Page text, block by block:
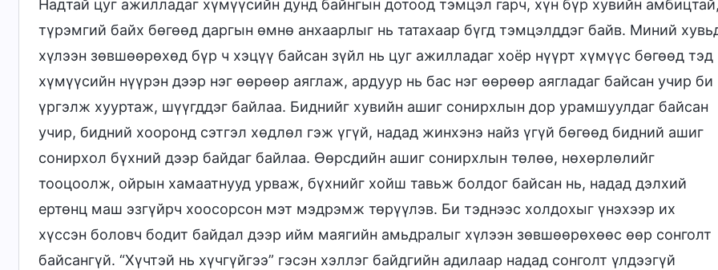
Надтай цуг ажилладаг хүмүүсийн дунд байнгын дотоод тэмцэл гарч, хүн бүр хувийн
түрэмгий байх бөгөөд даргын өмнө анхаарлыг нь татахаар бүгд тэмцэлддэг байв. Миний
хүлээн зөвшөөрөхөд бүр ч хэцүү байсан зүйл нь цуг ажилладаг хоёр нүүрт хүмүүс бөгөөд тэд
хүмүүсийн нүүрэн дээр нэг өөрөөр аяглаж, ардуур нь бас нэг өөрөөр аягладаг байсан учир би
үргэлж хууртаж, шүүгддэг байлаа. Биднийг хувийн ашиг сонирхлын дор урамшуулдаг байсан
учир, бидний хооронд сэтгэл хөдлөл гэж үгүй, надад жинхэнэ найз үгүй бөгөөд бидний ашиг
сонирхол бүхний дээр байдаг байлаа. Өөрсдийн ашиг сонирхлын төлөө, нөхөрлөлийг
тооцоолж, ойрын хамаатнууд урваж, бүхнийг хойш тавьж болдог байсан нь, надад дэлхий
ертөнц маш эзгүйрч хоосорсон мэт мэдрэмж төрүүлэв. Би тэднээс холдохыг үнэхээр их
хүссэн боловч бодит байдал дээр ийм маягийн амьдралыг хүлээн зөвшөөрөхөөс өөр сонголт
байсангүй. “Хүчтэй нь хүчгүйгээ” гэсэн хэллэг байдгийн адилаар надад сонголт үлдээгүй